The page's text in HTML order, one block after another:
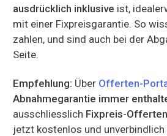
ausdrücklich inklusive ist,
mit einer Fixpreisgarantie. So
zahlen, und sind auch bei der
Seite.
Empfehlung: Über Offerten-
Abnahmegarantie immer
ausschliesslich Fixpreis-Offerten
jetzt kostenlos und unverbindlich